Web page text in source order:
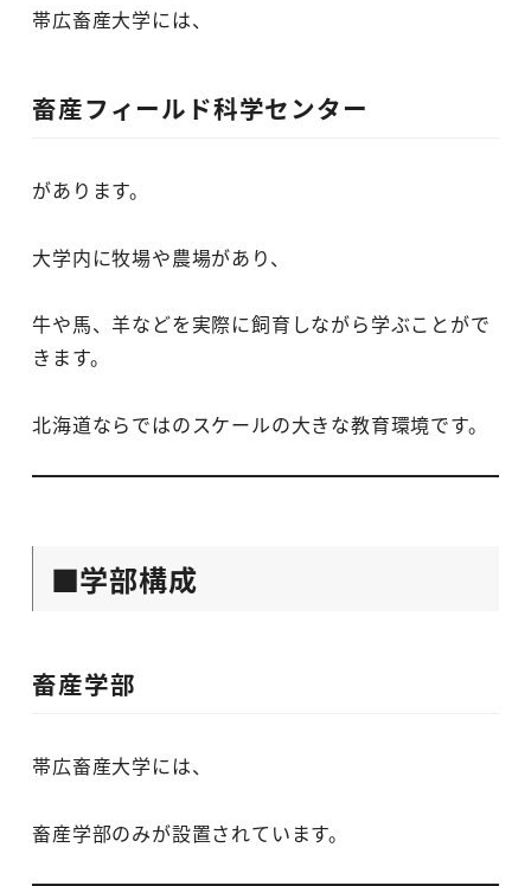
帯広畜産大学には、
畜産フィールド科学センター
があります。
大学内に牧場や農場があり、
牛や馬、羊などを実際に飼育しながら学ぶことがで
きます。
北海道ならではのスケールの大きな教育環境です。
■学部構成
畜産学部
帯広畜産大学には、
畜産学部のみが設置されています。